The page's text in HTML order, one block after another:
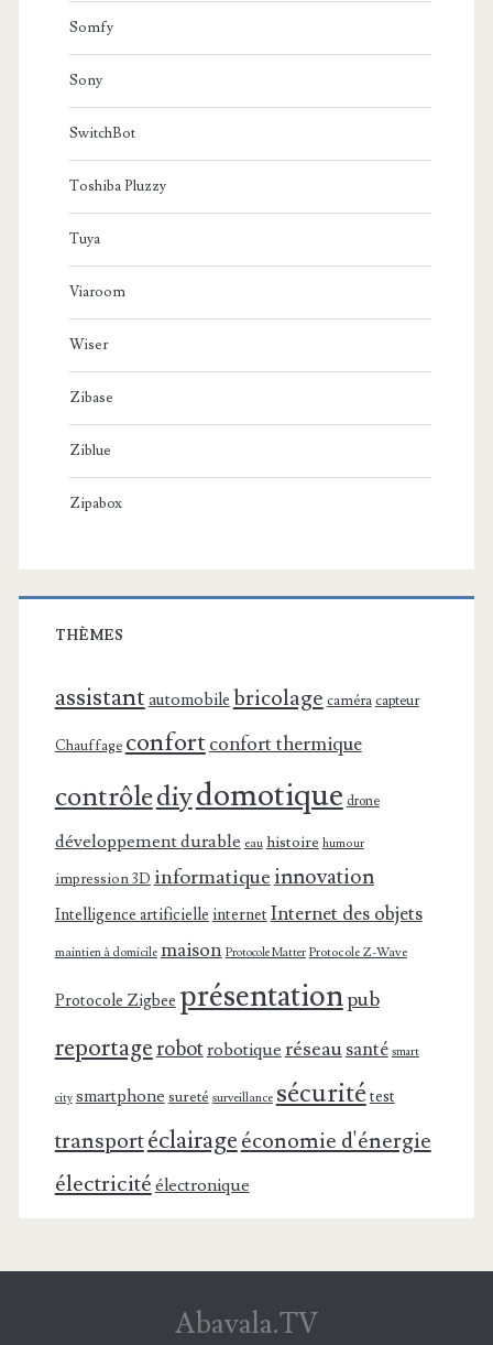
Somfy
Sony
SwitchBot
Toshiba Pluzzy
Tuya
Viaroom
Wiser
Zibase
Ziblue
Zipabox
THÈMES
assistant automobile bricolage caméra capteur
Chauffage confortconfort thermique
contrôlediydomotique drone
développement durable eau histoire humour
impression 3D informatiqueinnovation
Intelligence artificielle internet Internet des objets
maintien à domicile maison Protocole Matter Protocole Z-Wave
Protocole Zigbee présentationpub
reportagerobotrobotique réseausanté smart
city smartphone sureté surveillance sécuritétest
transportéclairageéconomie d'énergie
électricité électronique
Abavala.TV